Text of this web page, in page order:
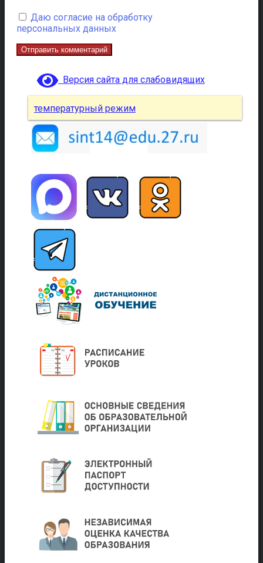
Даю согласие на обработку
персональных данных
Версия сайта для слабовидящих
температурный режим